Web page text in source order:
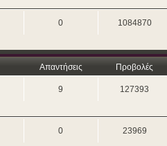
0 1084870
Απαντήσεις Προβολές
9 127393
0 23969